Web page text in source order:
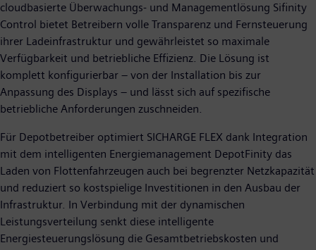
cloudbasierte Überwachungs- und Managementlösung Sifinity
Control bietet Betreibern volle Transparenz und Fernsteuerung
ihrer Ladeinfrastruktur und gewährleistet so maximale
Verfügbarkeit und betriebliche Effizienz. Die Lösung ist
komplett konfigurierbar – von der Installation bis zur
Anpassung des Displays – und lässt sich auf spezifische
betriebliche Anforderungen zuschneiden.
Für Depotbetreiber optimiert SICHARGE FLEX dank Integration
mit dem intelligenten Energiemanagement DepotFinity das
Laden von Flottenfahrzeugen auch bei begrenzter Netzkapazität
und reduziert so kostspielige Investitionen in den Ausbau der
Infrastruktur. In Verbindung mit der dynamischen
Leistungsverteilung senkt diese intelligente
Energiesteuerungslösung die Gesamtbetriebskosten und